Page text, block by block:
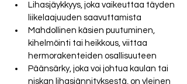
Lihasjäykkyys, joka vaikeuttaa täyden
liikelaajuuden saavuttamista
Mahdollinen käsien puutuminen,
kihelmöinti tai heikkous, viittaa
hermorakenteiden osallisuuteen
Päänsärky, joka voi johtua kaulan tai
niskan lihasjännityksestä, on yleinen